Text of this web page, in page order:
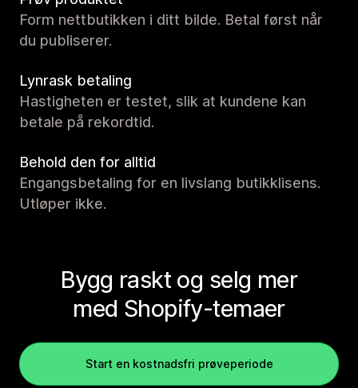
Form nettbutikken i ditt bilde. Betal først når
du publiserer.
Lynrask betaling
Hastigheten er testet, slik at kundene kan
betale på rekordtid.
Behold den for alltid
Engangsbetaling for en livslang butikklisens.
Utløper ikke.
Bygg raskt og selg mer
med Shopify-temaer
Start en kostnadsfri prøveperiode